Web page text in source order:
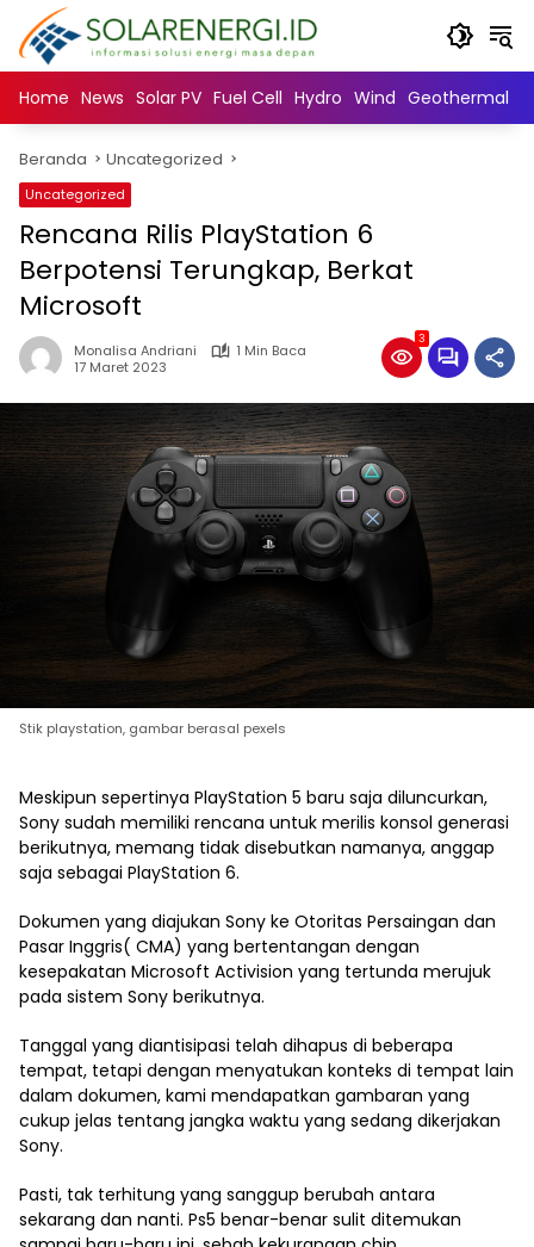
Langsung
konten
Home News Solar PV Fuel Cell Hydro Wind Geothermal
Beranda Uncategorized
Uncategorized
Rencana Rilis PlayStation 6
Berpotensi Terungkap, Berkat
Microsoft
Monalisa Andriani
1 Min Baca
17 Maret 2023
3
Stik playstation, gambar berasal pexels
Meskipun sepertinya PlayStation 5 baru saja diluncurkan,
Sony sudah memiliki rencana untuk merilis konsol generasi
berikutnya, memang tidak disebutkan namanya, anggap
saja sebagai PlayStation 6.
Dokumen yang diajukan Sony ke Otoritas Persaingan dan
Pasar Inggris( CMA) yang bertentangan dengan
kesepakatan Microsoft Activision yang tertunda merujuk
pada sistem Sony berikutnya.
Tanggal yang diantisipasi telah dihapus di beberapa
tempat, tetapi dengan menyatukan konteks di tempat lain
dalam dokumen, kami mendapatkan gambaran yang
cukup jelas tentang jangka waktu yang sedang dikerjakan
Sony.
Pasti, tak terhitung yang sanggup berubah antara
sekarang dan nanti. Ps5 benar-benar sulit ditemukan